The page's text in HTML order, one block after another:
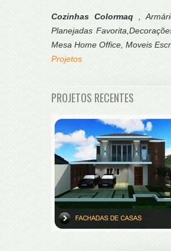
Cozinhas Colormaq ,
Planejadas
Mesa Home Office, Moveis
Projetos
PROJETOS RECENTES